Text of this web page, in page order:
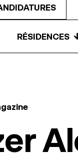
RÉSIDENCES